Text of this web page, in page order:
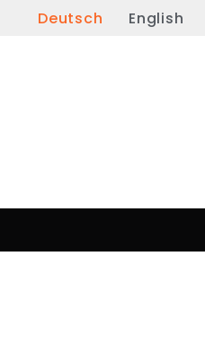
Deutsch English